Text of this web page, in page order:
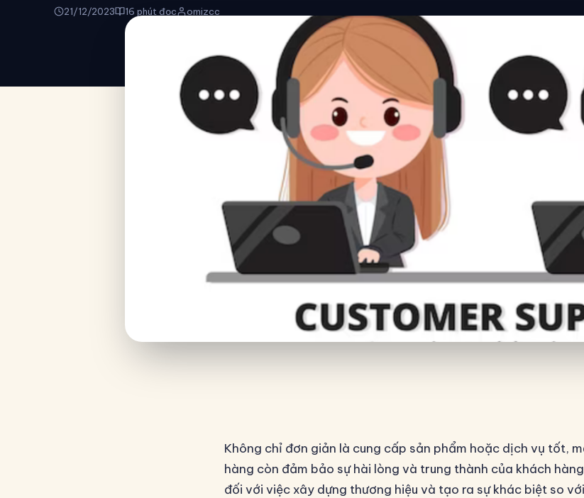
21/12/2023 16 phút đọc omizcc
Không chỉ đơn giản là cung cấp sản phẩm hoặc dịch vụ tốt,
hàng còn đảm bảo sự hài lòng và trung thành của khách
đối với việc xây dựng thương hiệu và tạo ra sự khác biệt so